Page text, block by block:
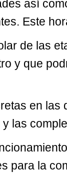
así
Este
de las
y que
en las
las
para la